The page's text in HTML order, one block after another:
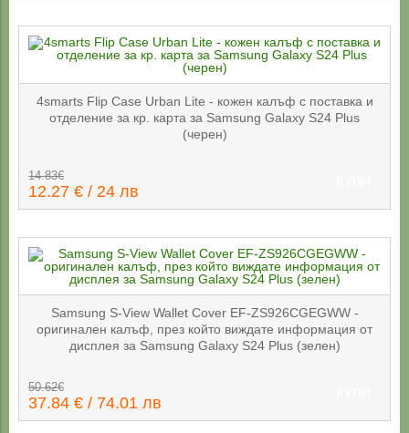
4smarts Flip Case Urban Lite - кожен калъф с поставка и
отделение за кр. карта за Samsung Galaxy S24 Plus
(черен)
14.83€
12.27 € / 24 лв
Samsung S-View Wallet Cover EF-ZS926CGEGWW -
оригинален калъф, през който виждате информация от
дисплея за Samsung Galaxy S24 Plus (зелен)
50.62€
37.84 € / 74.01 лв